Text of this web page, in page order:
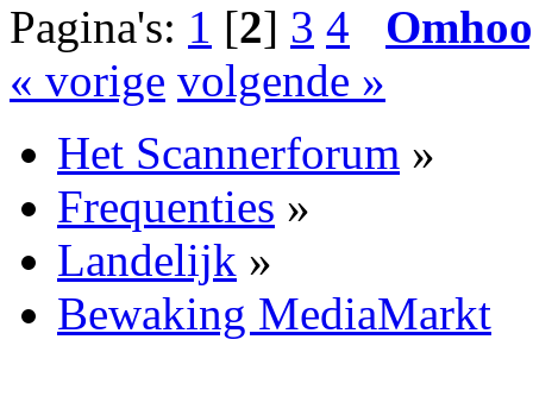
Pagina's: 1 [2] 3 4
« vorige volgende »
Het Scannerforum »
Frequenties »
Landelijk »
Bewaking MediaMarkt